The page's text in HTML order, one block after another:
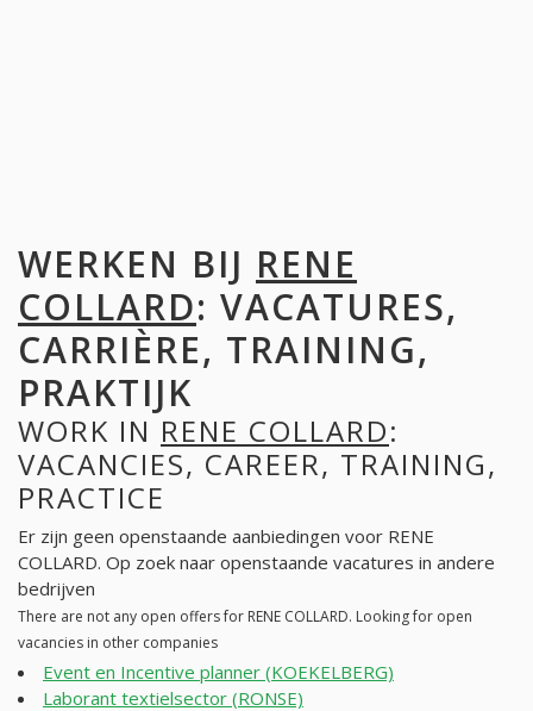
WERKEN BIJ RENE
COLLARD: VACATURES,
CARRIÈRE, TRAINING,
PRAKTIJK
WORK IN RENE COLLARD:
VACANCIES, CAREER, TRAINING,
PRACTICE
Er zijn geen openstaande aanbiedingen voor RENE
COLLARD. Op zoek naar openstaande vacatures in andere
bedrijven
There are not any open offers for RENE COLLARD. Looking for open
vacancies in other companies
Event en Incentive planner (KOEKELBERG)
Laborant textielsector (RONSE)